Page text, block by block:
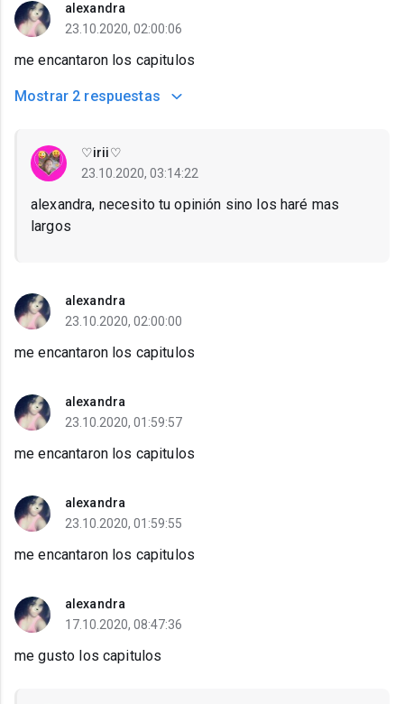
alexandra
23.10.2020, 02:00:06
me encantaron los capitulos
Mostrar 2 respuestas
♡irii♡
23.10.2020, 03:14:22
alexandra, necesito tu opinión sino los haré mas
largos
alexandra
23.10.2020, 02:00:00
me encantaron los capitulos
alexandra
23.10.2020, 01:59:57
me encantaron los capitulos
alexandra
23.10.2020, 01:59:55
me encantaron los capitulos
alexandra
17.10.2020, 08:47:36
me gusto los capitulos